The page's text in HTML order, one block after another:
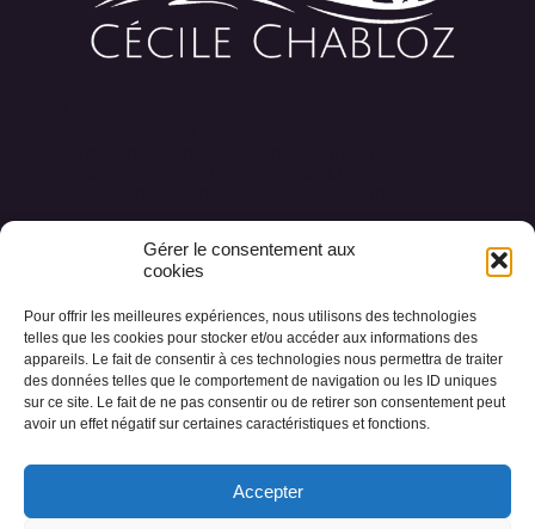
Gérer le consentement aux
cookies
Pour offrir les meilleures expériences, nous utilisons des technologies
telles que les cookies pour stocker et/ou accéder aux informations des
appareils. Le fait de consentir à ces technologies nous permettra de traiter
des données telles que le comportement de navigation ou les ID uniques
sur ce site. Le fait de ne pas consentir ou de retirer son consentement peut
avoir un effet négatif sur certaines caractéristiques et fonctions.
Accepter
Accueil Conception des œuvres
Les collections Photos des Alpes A propos
Livre d’or Contact